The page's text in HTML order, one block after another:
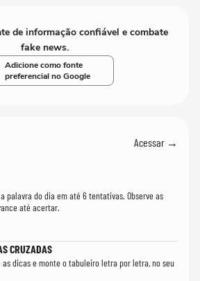
de informação confiável e combate
fake news.
Adicione como fonte
preferencial no Google
Acessar →
palavra do dia em até 6 tentativas. Observe as
até acertar.
CRUZADAS
dicas e monte o tabuleiro letra por letra, no seu